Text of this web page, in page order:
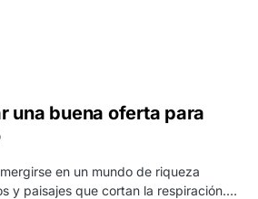
una buena oferta para
en un mundo de riqueza
y paisajes que cortan la respiración.…